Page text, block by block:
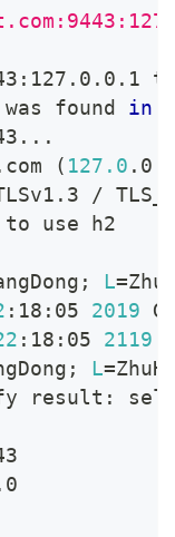
to
found in
.. .
( 127.0
/
to use h2
; L=
:18:05 2019
:18:05 2119
; L=
result: